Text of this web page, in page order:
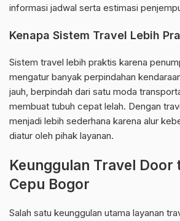
informasi jadwal serta estimasi
Kenapa Sistem Travel Lebih
Sistem travel lebih praktis karena
mengatur banyak perpindahan
jauh, berpindah dari satu moda
membuat tubuh cepat lelah. Dengan
menjadi lebih sederhana karena alur
diatur oleh pihak layanan.
Keunggulan Travel Door
Cepu Bogor
Salah satu keunggulan utama layanan